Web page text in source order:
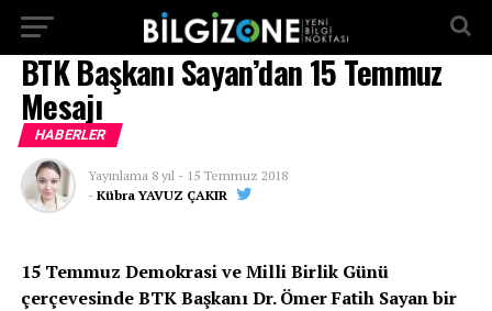
BTK Başkanı Sayan’dan 15 Temmuz
Mesajı
HABERLER
Yayınlama 8 yıl - 15 Temmuz 2018
- Kübra YAVUZ ÇAKIR
15 Temmuz Demokrasi ve Milli Birlik Günü
çerçevesinde BTK Başkanı Dr. Ömer Fatih Sayan bir